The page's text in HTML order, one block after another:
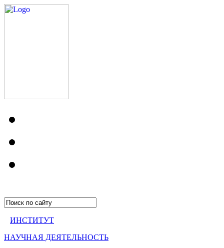
ИНСТИТУТ
НАУЧНАЯ ДЕЯТЕЛЬНОСТЬ